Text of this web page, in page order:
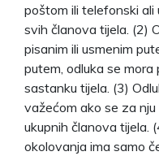
poštom ili telefonski
svih članova tijela. (2)
pisanim ili usmenim
putem, odluka se
sastanku tijela. (3)
važećom ako se za
ukupnih članova tijela.
okolovanja ima samo